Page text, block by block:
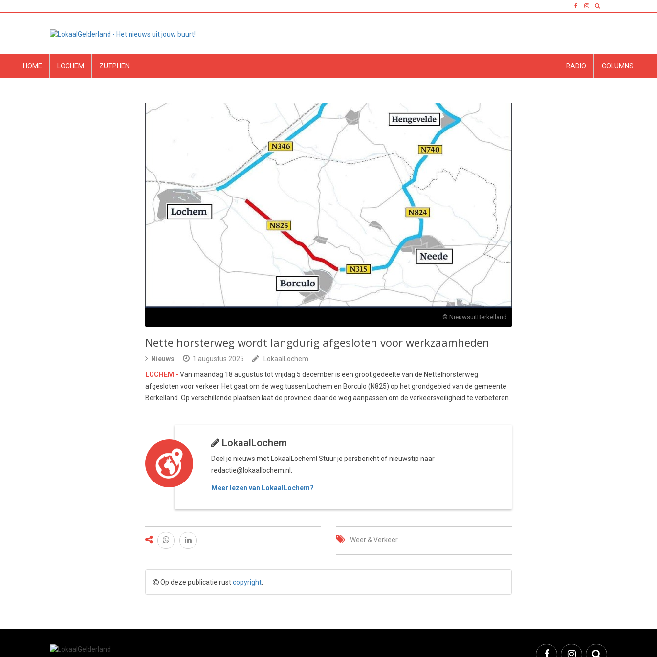
HOME LOCHEM ZUTPHEN COLUMNS
RADIO
© NieuwsuitBerkelland
Nettelhorsterweg wordt langdurig afgesloten voor werkzaamheden
Nieuws 1 augustus 2025
LokaalLochem
LOCHEM - Van maandag 18 augustus tot vrijdag 5 december is een groot gedeelte van de Nettelhorsterweg
afgesloten voor verkeer. Het gaat om de weg tussen Lochem en Borculo (N825) op het grondgebied van de gemeente
Berkelland. Op verschillende plaatsen laat de provincie daar de weg aanpassen om de verkeersveiligheid te verbeteren.
LokaalLochem
Deel je nieuws met LokaalLochem! Stuur je persbericht of nieuwstip naar
redactie@lokaallochem.nl.
Meer lezen van LokaalLochem?
Weer & Verkeer
Op deze publicatie rustcopyright